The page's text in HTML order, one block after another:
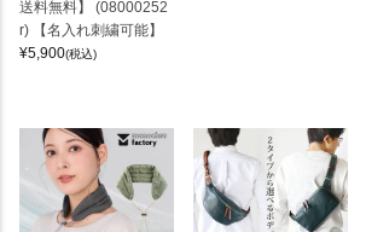
送料無料】 (08000252
r) 【名入れ刺繍可能】
¥5,900(税込)